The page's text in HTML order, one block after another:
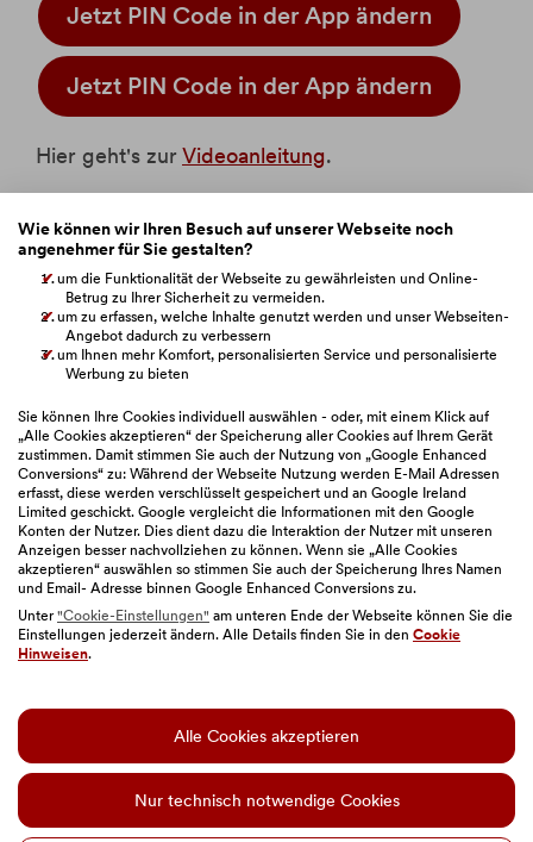
Jetzt PIN Code in der App ändern
Jetzt PIN Code in der App ändern
Hier geht's zur Videoanleitung.
War dieser Artikel hilfreich?
Barrierefreiheit | Datenschutz | Nutzungsbedingungen
Cookie-Einstellungen
© BAWAG
Wie können wir Ihren Besuch auf unserer Webseite noch
angenehmer für Sie gestalten?
um die Funktionalität der Webseite zu gewährleisten und Online-
Betrug zu Ihrer Sicherheit zu vermeiden.
um zu erfassen, welche Inhalte genutzt werden und unser Webseiten-
Angebot dadurch zu verbessern
um Ihnen mehr Komfort, personalisierten Service und personalisierte
Werbung zu bieten
Sie können Ihre Cookies individuell auswählen - oder, mit einem Klick auf
„Alle Cookies akzeptieren“ der Speicherung aller Cookies auf Ihrem Gerät
zustimmen. Damit stimmen Sie auch der Nutzung von „Google Enhanced
Conversions“ zu: Während der Webseite Nutzung werden E-Mail Adressen
erfasst, diese werden verschlüsselt gespeichert und an Google Ireland
Limited geschickt. Google vergleicht die Informationen mit den Google
Konten der Nutzer. Dies dient dazu die Interaktion der Nutzer mit unseren
Anzeigen besser nachvollziehen zu können. Wenn sie „Alle Cookies
akzeptieren“ auswählen so stimmen Sie auch der Speicherung Ihres Namen
und Email- Adresse binnen Google Enhanced Conversions zu.
Unter"Cookie-Einstellungen" am unteren Ende der Webseite können Sie die
Einstellungen jederzeit ändern. Alle Details finden Sie in den Cookie
Hinweisen.
Alle Cookies akzeptieren
Nur technisch notwendige Cookies